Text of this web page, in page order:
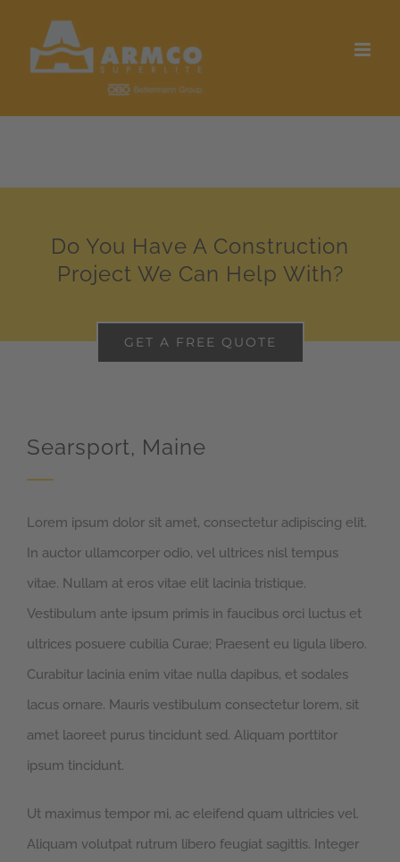
content
Do You Have A Construction
Project We Can Help With?
GET A FREE QUOTE
Searsport, Maine
Lorem ipsum dolor sit amet, consectetur adipiscing elit.
In auctor ullamcorper odio, vel ultrices nisl tempus
vitae. Nullam at eros vitae elit lacinia tristique.
Vestibulum ante ipsum primis in faucibus orci luctus et
ultrices posuere cubilia Curae; Praesent eu ligula libero.
Curabitur lacinia enim vitae nulla dapibus, et sodales
lacus ornare. Mauris vestibulum consectetur lorem, sit
amet laoreet purus tincidunt sed. Aliquam porttitor
ipsum tincidunt.
Ut maximus tempor mi, ac eleifend quam ultricies vel.
Aliquam volutpat rutrum libero feugiat sagittis. Integer